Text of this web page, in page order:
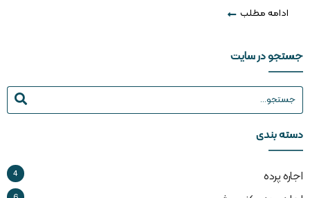
ادامه مطلب
جستجو در سایت
دسته بندی
اجاره پرده 4